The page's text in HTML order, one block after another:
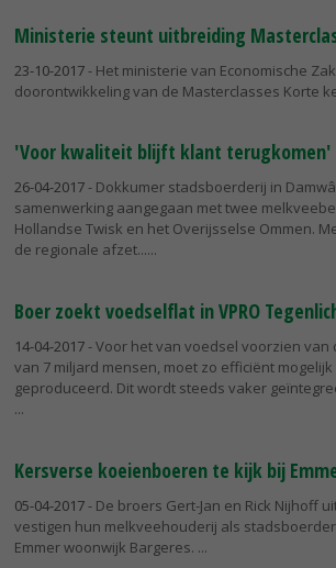
Ministerie steunt uitbreiding
23-10-2017- Het ministerie van Economische
doorontwikkeling van de Masterclasses Korte
'Voor kwaliteit blijft klant terugkomen'
26-04-2017- Dokkumer stadsboerderij in
samenwerking aangegaan met twee
Hollandse Twisk en het Overijsselse Ommen.
de regionale afzet...
Boer zoekt voedselflat in VPRO
14-04-2017- Voor het van voedsel voorzien
van 7 miljard mensen, moet zo efficiënt
geproduceerd. Dit wordt steeds vaker
Kersverse koeienboeren te kijk bij
05-04-2017- De broers Gert-Jan en Rick Nijhoff
vestigen hun melkveehouderij als
Emmer woonwijk Bargeres.